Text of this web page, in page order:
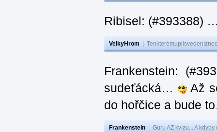
Ribisel: (#393388)
VelkyHrom
Frankenstein:
sudeťácká…
Až
do hořčice a bude
Frankenstein Guru AZ kvízu... A